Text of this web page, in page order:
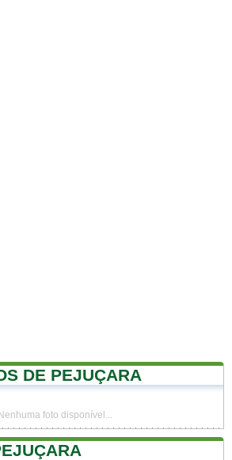
DE PEJUÇARA
Nenhuma foto disponível...